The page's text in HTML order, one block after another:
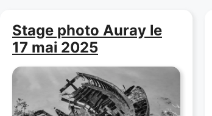
Stage photo Auray le
17 mai 2025